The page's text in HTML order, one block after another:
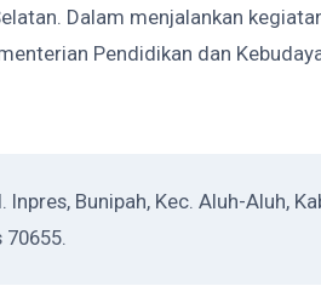
Dalam menjalankan
Pendidikan dan
Inpres, Bunipah, Kec. Aluh-Aluh,